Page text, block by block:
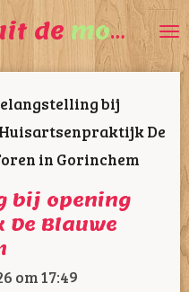
de mooiste
bij
De
in Gorinchem
bij opening
Blauwe
om 17:49